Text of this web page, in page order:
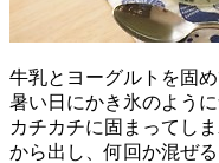
牛乳とヨーグルトを固
暑い日にかき氷のよう
カチカチに固まってし
から出し、何回か混ぜ